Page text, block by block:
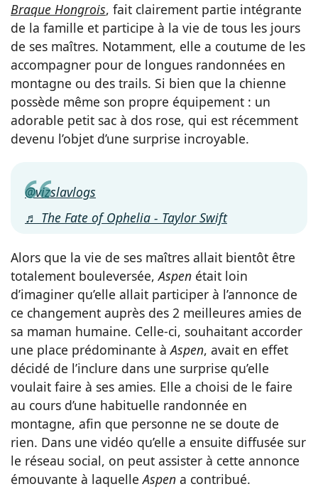
Braque Hongrois, fait clairement partie intégrante
de la famille et participe à la vie de tous les jours
de ses maîtres. Notamment, elle a coutume de les
accompagner pour de longues randonnées en
montagne ou des trails. Si bien que la chienne
possède même son propre équipement : un
adorable petit sac à dos rose, qui est récemment
devenu l’objet d’une surprise incroyable.
@vizslavlogs
♬ The Fate of Ophelia - Taylor Swift
Alors que la vie de ses maîtres allait bientôt être
totalement bouleversée,Aspen était loin
d’imaginer qu’elle allait participer à l’annonce de
ce changement auprès des 2 meilleures amies de
sa maman humaine. Celle-ci, souhaitant accorder
une place prédominante àAspen, avait en effet
décidé de l’inclure dans une surprise qu’elle
voulait faire à ses amies. Elle a choisi de le faire
au cours d’une habituelle randonnée en
montagne, afin que personne ne se doute de
rien. Dans une vidéo qu’elle a ensuite diffusée sur
le réseau social, on peut assister à cette annonce
émouvante à laquelleAspen a contribué.